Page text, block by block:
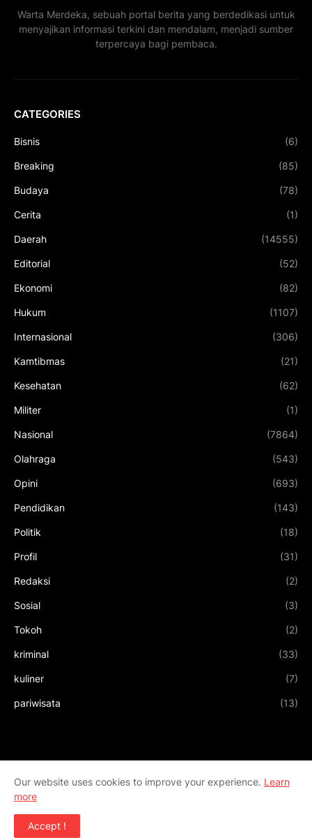
Warta Merdeka, sebuah portal berita yang berdedikasi untuk
menyajikan informasi terkini dan mendalam, menjadi sumber
terpercaya bagi pembaca.
CATEGORIES
Bisnis (6)
Breaking (85)
Budaya (78)
Cerita (1)
Daerah (14555)
Editorial (52)
Ekonomi (82)
Hukum (1107)
Internasional (306)
Kamtibmas (21)
Kesehatan (62)
Militer (1)
Nasional (7864)
Olahraga (543)
Opini (693)
Pendidikan (143)
Politik (18)
Profil (31)
Redaksi (2)
Sosial (3)
Tokoh (2)
kriminal (33)
kuliner (7)
pariwisata (13)
Our website uses cookies to improve your experience. Learn
more
Accept !